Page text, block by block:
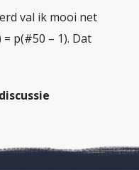
val ik mooi net
p(#50 – 1). Dat